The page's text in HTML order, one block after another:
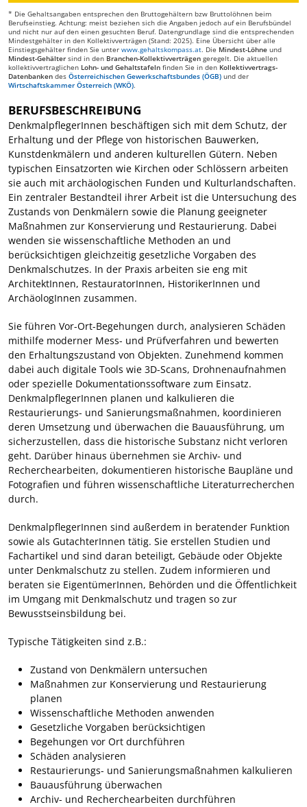
* Die Gehaltsangaben entsprechen den Bruttogehältern bzw Bruttolöhnen beim
Berufseinstieg. Achtung: meist beziehen sich die Angaben jedoch auf ein Berufsbündel
und nicht nur auf den einen gesuchten Beruf. Datengrundlage sind die entsprechenden
Mindestgehälter in den Kollektivverträgen (Stand: 2025). Eine Übersicht über alle
Einstiegsgehälter finden Sie unter www.gehaltskompass.at. Die Mindest-Löhne und
Mindest-Gehälter sind in den Branchen-Kollektivverträgen geregelt. Die aktuellen
kollektivvertraglichen Lohn- und Gehaltstafeln finden Sie in den Kollektivvertrags-
Datenbanken des Österreichischen Gewerkschaftsbundes (ÖGB) und der
Wirtschaftskammer Österreich (WKÖ).
BERUFSBESCHREIBUNG
DenkmalpflegerInnen beschäftigen sich mit dem Schutz, der
Erhaltung und der Pflege von historischen Bauwerken,
Kunstdenkmälern und anderen kulturellen Gütern. Neben
typischen Einsatzorten wie Kirchen oder Schlössern arbeiten
sie auch mit archäologischen Funden und Kulturlandschaften.
Ein zentraler Bestandteil ihrer Arbeit ist die Untersuchung des
Zustands von Denkmälern sowie die Planung geeigneter
Maßnahmen zur Konservierung und Restaurierung. Dabei
wenden sie wissenschaftliche Methoden an und
berücksichtigen gleichzeitig gesetzliche Vorgaben des
Denkmalschutzes. In der Praxis arbeiten sie eng mit
ArchitektInnen, RestauratorInnen, HistorikerInnen und
ArchäologInnen zusammen.
Sie führen Vor-Ort-Begehungen durch, analysieren Schäden
mithilfe moderner Mess- und Prüfverfahren und bewerten
den Erhaltungszustand von Objekten. Zunehmend kommen
dabei auch digitale Tools wie 3D-Scans, Drohnenaufnahmen
oder spezielle Dokumentationssoftware zum Einsatz.
DenkmalpflegerInnen planen und kalkulieren die
Restaurierungs- und Sanierungsmaßnahmen, koordinieren
deren Umsetzung und überwachen die Bauausführung, um
sicherzustellen, dass die historische Substanz nicht verloren
geht. Darüber hinaus übernehmen sie Archiv- und
Recherchearbeiten, dokumentieren historische Baupläne und
Fotografien und führen wissenschaftliche Literaturrecherchen
durch.
DenkmalpflegerInnen sind außerdem in beratender Funktion
sowie als GutachterInnen tätig. Sie erstellen Studien und
Fachartikel und sind daran beteiligt, Gebäude oder Objekte
unter Denkmalschutz zu stellen. Zudem informieren und
beraten sie EigentümerInnen, Behörden und die Öffentlichkeit
im Umgang mit Denkmalschutz und tragen so zur
Bewusstseinsbildung bei.
Typische Tätigkeiten sind z.B.:
Zustand von Denkmälern untersuchen
Maßnahmen zur Konservierung und Restaurierung
planen
Wissenschaftliche Methoden anwenden
Gesetzliche Vorgaben berücksichtigen
Begehungen vor Ort durchführen
Schäden analysieren
Restaurierungs- und Sanierungsmaßnahmen kalkulieren
Bauausführung überwachen
Archiv- und Recherchearbeiten durchführen